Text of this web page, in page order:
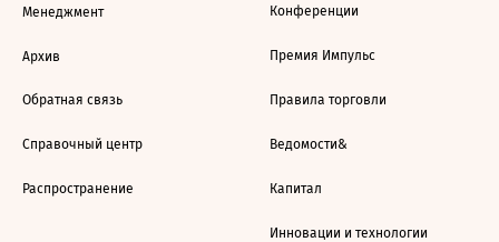
Менеджмент
Архив
Обратная связь
Справочный центр
Распространение
Конференции
Премия Импульс
Правила торговли
Ведомости&
Капитал
Инновации и технологии